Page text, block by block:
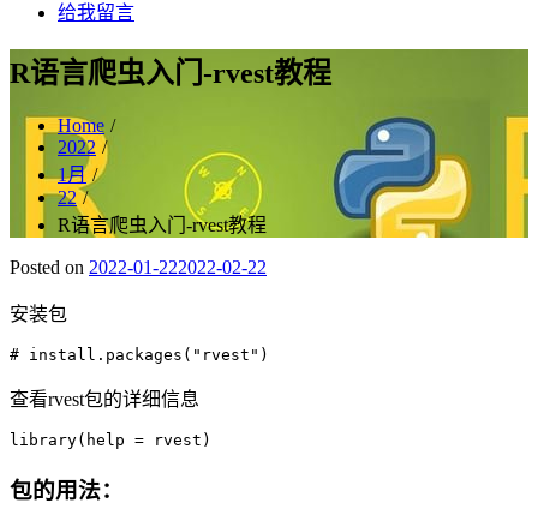
给我留言
R语言爬虫入门-rvest教程
Home
2022
1月
22
R语言爬虫入门-rvest教程
Posted on 2022-01-222022-02-22
安装包
查看rvest包的详细信息
包的用法：